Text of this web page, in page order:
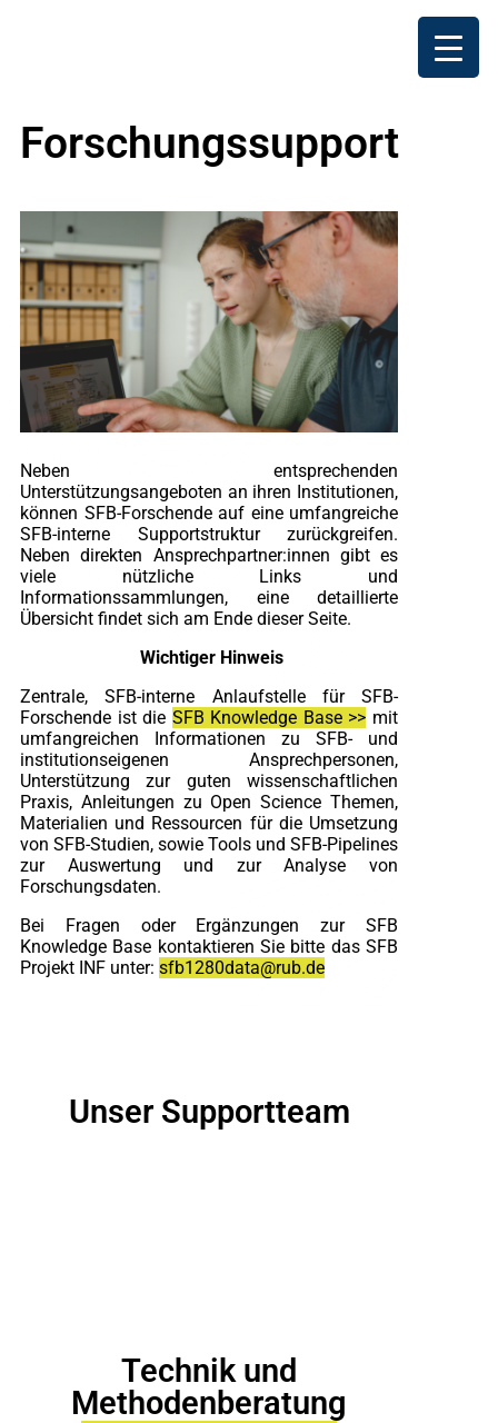
Forschungssupport
Neben entsprechenden
Unterstützungsangeboten an ihren Institutionen,
können SFB-Forschende auf eine umfangreiche
SFB-interne Supportstruktur zurückgreifen.
Neben direkten Ansprechpartner:innen gibt es
viele nützliche Links und
Informationssammlungen, eine detaillierte
Übersicht findet sich am Ende dieser Seite.
Wichtiger Hinweis
Zentrale, SFB-interne Anlaufstelle für SFB-
Forschende ist die SFB Knowledge Base >> mit
umfangreichen Informationen zu SFB- und
institutionseigenen Ansprechpersonen,
Unterstützung zur guten wissenschaftlichen
Praxis, Anleitungen zu Open Science Themen,
Materialien und Ressourcen für die Umsetzung
von SFB-Studien, sowie Tools und SFB-Pipelines
zur Auswertung und zur Analyse von
Forschungsdaten.
Bei Fragen oder Ergänzungen zur SFB
Knowledge Base kontaktieren Sie bitte das SFB
Projekt INF unter: sfb1280data@rub.de
Unser Supportteam
Technik und
Methodenberatung